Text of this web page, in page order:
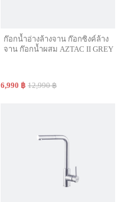
ก๊อกน้ำอ่างล้างจาน ก๊อกซิงค์ล้าง
จาน ก๊อกน้ำผสม AZTAC II GREY
6,990 ฿ 12,990 ฿